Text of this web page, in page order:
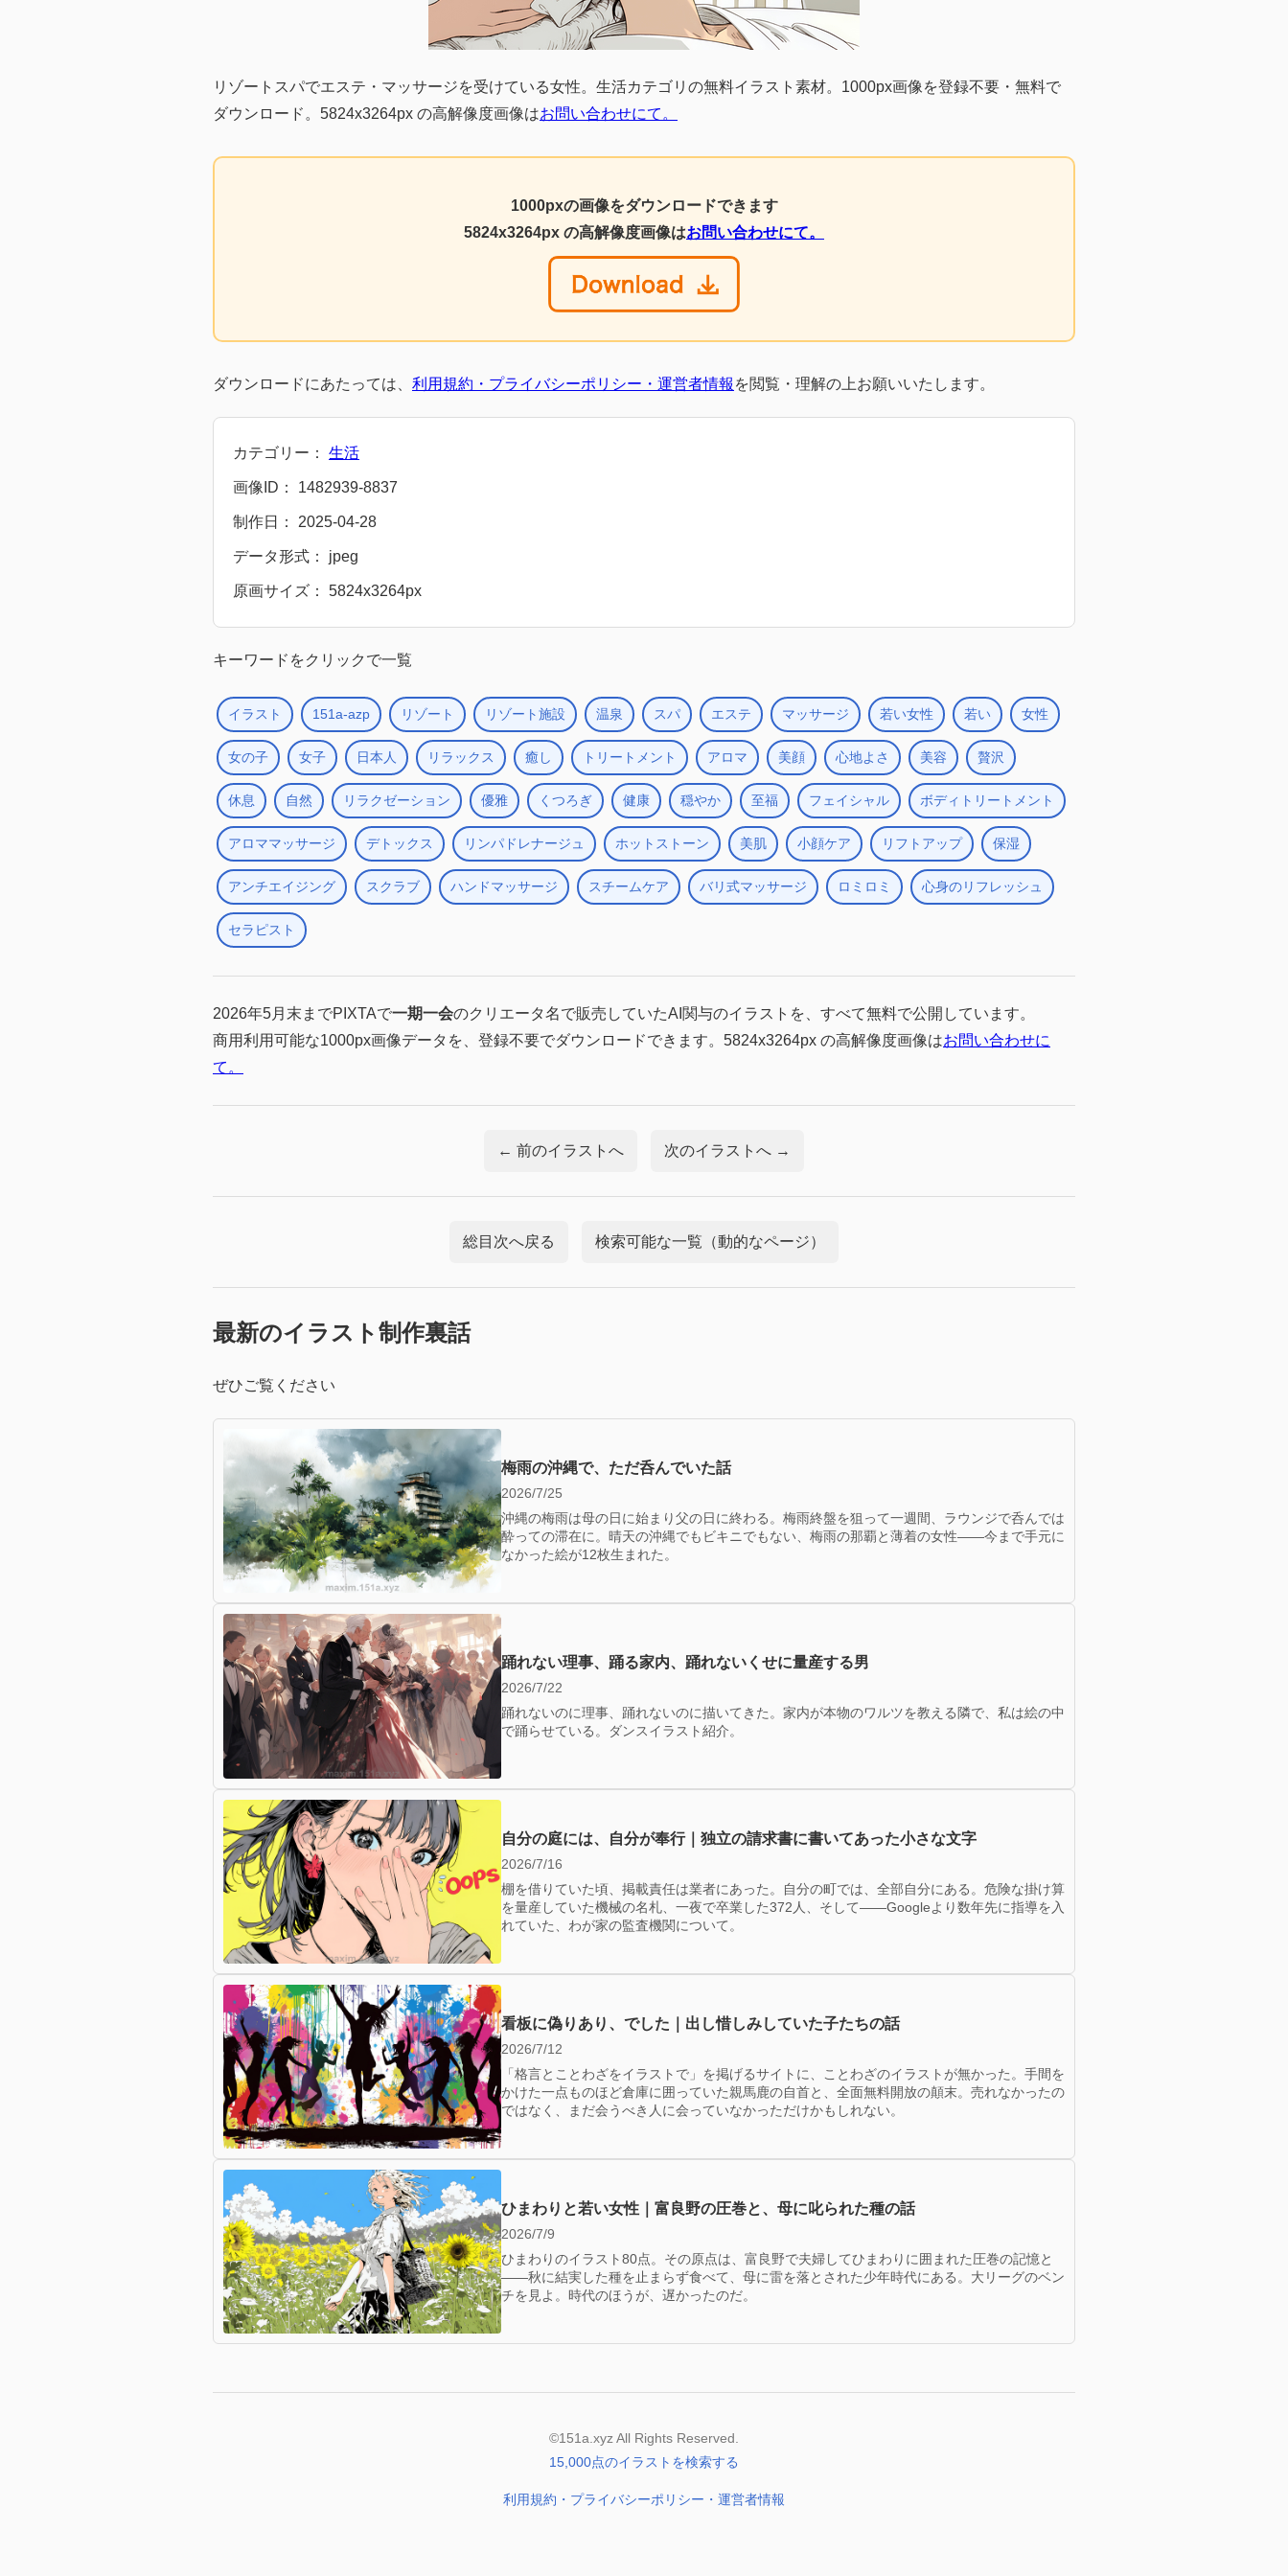
リゾートスパでエステ・マッサージを受けている女性。生活カテゴリの無料イラスト素材。1000px画像を登録不要・無料で
ダウンロード。5824x3264px の高解像度画像はお問い合わせにて。
1000pxの画像をダウンロードできます
5824x3264px の高解像度画像はお問い合わせにて。
ダウンロードにあたっては、 利用規約・プライバシーポリシー・運営者情報 を閲覧・理解の上お願いいたします。
カテゴリー： 生活
画像ID： 1482939-8837
制作日： 2025-04-28
データ形式： jpeg
原画サイズ： 5824x3264px
キーワードをクリックで一覧
イラスト 151a-azp リゾート リゾート施設 温泉 スパ エステ マッサージ 若い女性 若い 女性
女の子 女子 日本人 リラックス 癒し トリートメント アロマ 美顔 心地よさ 美容 贅沢
休息 自然 リラクゼーション 優雅 くつろぎ 健康 穏やか 至福 フェイシャル ボディトリートメント
アロママッサージ デトックス リンパドレナージュ ホットストーン 美肌 小顔ケア リフトアップ 保湿
アンチエイジング スクラブ ハンドマッサージ スチームケア バリ式マッサージ ロミロミ 心身のリフレッシュ
セラピスト
2026年5月末までPIXTAで一期一会のクリエータ名で販売していたAI関与のイラストを、すべて無料で公開しています。
商用利用可能な1000px画像データを、登録不要でダウンロードできます。5824x3264px の高解像度画像はお問い合わせに
て。
← 前のイラストへ 次のイラストへ →
総目次へ戻る 検索可能な一覧（動的なページ）
最新のイラスト制作裏話
ぜひご覧ください
梅雨の沖縄で、ただ呑んでいた話
2026/7/25
沖縄の梅雨は母の日に始まり父の日に終わる。梅雨終盤を狙って一週間、ラウンジで呑んでは
酔っての滞在に。晴天の沖縄でもビキニでもない、梅雨の那覇と薄着の女性——今まで手元に
なかった絵が12枚生まれた。
踊れない理事、踊る家内、踊れないくせに量産する男
2026/7/22
踊れないのに理事、踊れないのに描いてきた。家内が本物のワルツを教える隣で、私は絵の中
で踊らせている。ダンスイラスト紹介。
自分の庭には、自分が奉行｜独立の請求書に書いてあった小さな文字
2026/7/16
棚を借りていた頃、掲載責任は業者にあった。自分の町では、全部自分にある。危険な掛け算
を量産していた機械の名札、一夜で卒業した372人、そして——Googleより数年先に指導を入
れていた、わが家の監査機関について。
看板に偽りあり、でした｜出し惜しみしていた子たちの話
2026/7/12
「格言とことわざをイラストで」を掲げるサイトに、ことわざのイラストが無かった。手間を
かけた一点ものほど倉庫に囲っていた親馬鹿の自首と、全面無料開放の顛末。売れなかったの
ではなく、まだ会うべき人に会っていなかっただけかもしれない。
ひまわりと若い女性｜富良野の圧巻と、母に叱られた種の話
2026/7/9
ひまわりのイラスト80点。その原点は、富良野で夫婦してひまわりに囲まれた圧巻の記憶と
——秋に結実した種を止まらず食べて、母に雷を落とされた少年時代にある。大リーグのベン
チを見よ。時代のほうが、遅かったのだ。
©151a.xyz All Rights Reserved.
15,000点のイラストを検索する
利用規約・プライバシーポリシー・運営者情報